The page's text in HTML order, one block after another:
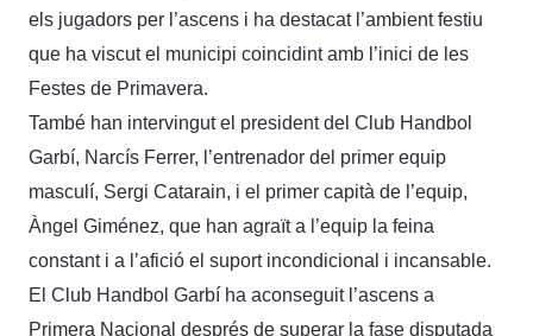
els jugadors per l’ascens i ha destacat l’ambient festiu
que ha viscut el municipi coincidint amb l’inici de les
Festes de Primavera.
També han intervingut el president del Club Handbol
Garbí, Narcís Ferrer, l’entrenador del primer equip
masculí, Sergi Catarain, i el primer capità de l’equip,
Àngel Giménez, que han agraït a l’equip la feina
constant i a l’afició el suport incondicional i incansable.
El Club Handbol Garbí ha aconseguit l’ascens a
Primera Nacional després de superar la fase disputada